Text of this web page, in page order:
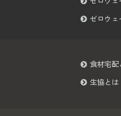
ゼロウ
食材宅配
生協とは